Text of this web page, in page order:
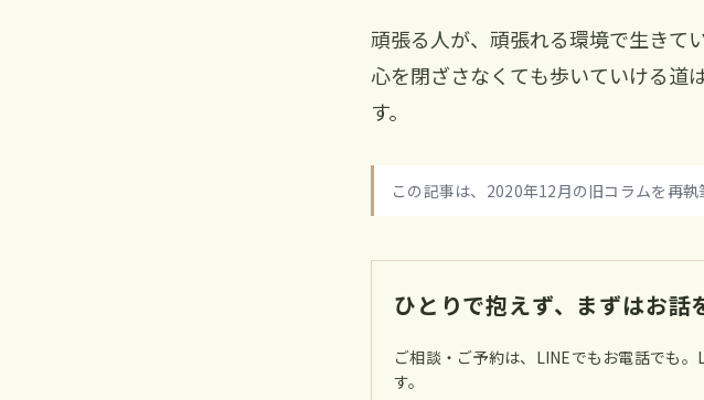
頑張る人が、頑張れる環境で生きて
心を閉ざさなくても歩いていける道
す。
この記事は、2020年12月の旧コラムを再執
ひとりで抱えず、まずはお話
ご相談・ご予約は、LINEでもお電話でも
す。